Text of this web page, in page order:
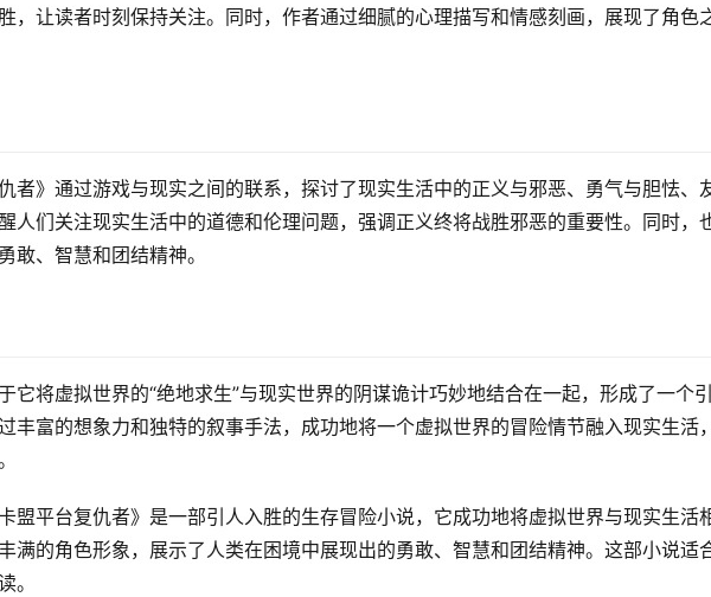
，让读者时刻保持关注。同时，作者通过细腻的心理描写和情感刻画，展现了角色
者》通过游戏与现实之间的联系，探讨了现实生活中的正义与邪恶、勇气与胆怯、
人们关注现实生活中的道德和伦理问题，强调正义终将战胜邪恶的重要性。同时，
敢、智慧和团结精神。
它将虚拟世界的“绝地求生”与现实世界的阴谋诡计巧妙地结合在一起，形成了一个
丰富的想象力和独特的叙事手法，成功地将一个虚拟世界的冒险情节融入现实生活
盟平台复仇者》是一部引人入胜的生存冒险小说，它成功地将虚拟世界与现实生活
满的角色形象，展示了人类在困境中展现出的勇敢、智慧和团结精神。这部小说适
。